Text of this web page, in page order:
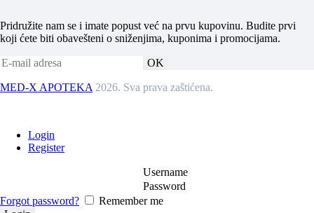
Pridružite nam se i imate popust već na prvu kupovinu. Budite prvi
koji ćete biti obavešteni o sniženjima, kuponima i promocijama.
MED-X APOTEKA 2026. Sva prava zaštićena.
Login
Register
Username
Password
Forgot password?
Remember me